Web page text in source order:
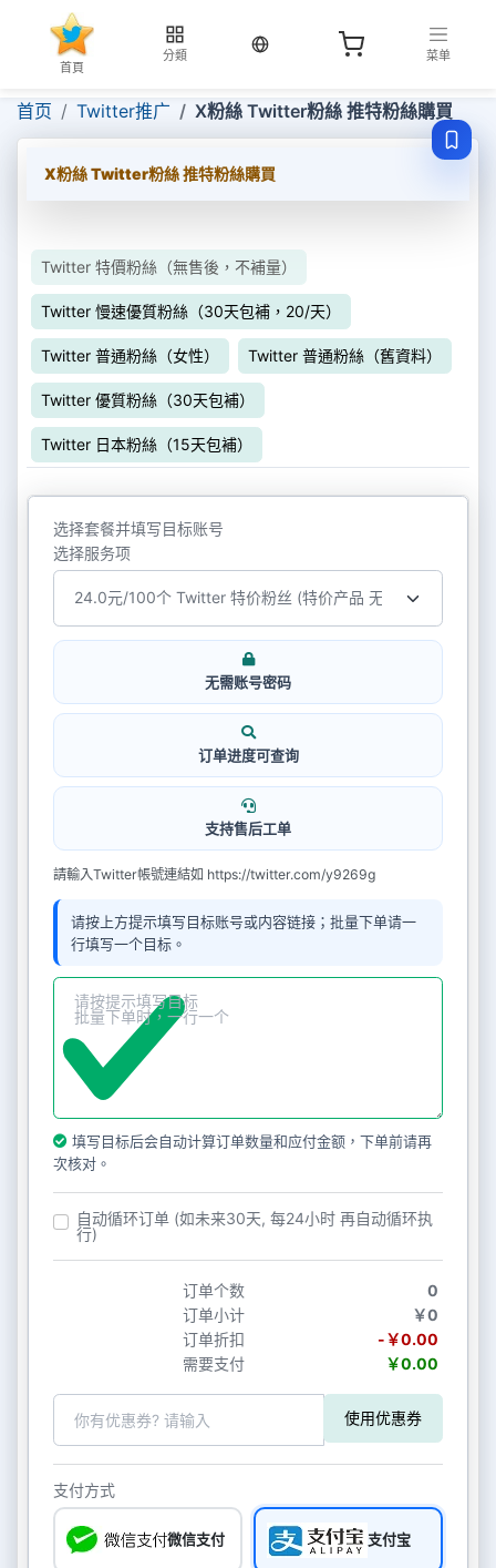
首頁
分類
当前语言：繁体
菜单
首页 Twitter推广 X粉絲 Twitter粉絲 推特粉絲購買
X粉絲 Twitter粉絲 推特粉絲購買
Twitter 特價粉絲（無售後，不補量）
Twitter 慢速優質粉絲（30天包補，20/天）
Twitter 普通粉絲（女性） Twitter 普通粉絲（舊資料）
Twitter 優質粉絲（30天包補）
Twitter 日本粉絲（15天包補）
选择套餐并填写目标账号
选择服务项
无需账号密码
订单进度可查询
支持售后工单
請輸入Twitter帳號連結如 https://twitter.com/y9269g
请按上方提示填写目标账号或内容链接；批量下单请一
行填写一个目标。
填写目标后会自动计算订单数量和应付金额，下单前请再
次核对。
自动循环订单 (如未来30天, 每24小时 再自动循环执
行)
订单个数
0
订单小计
￥0
订单折扣
-￥0.00
需要支付
￥0.00
使用优惠券
支付方式
微信支付 支付宝